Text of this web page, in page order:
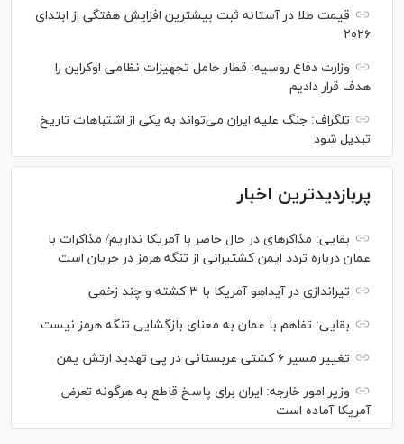
قیمت طلا در آستانه ثبت بیشترین افزایش هفتگی از ابتدای
۲۰۲۶
وزارت دفاع روسیه: قطار حامل تجهیزات نظامی اوکراین را
هدف قرار دادیم
تلگراف: جنگ علیه ایران می‌تواند به یکی از اشتباهات تاریخ
تبدیل شود
پربازدیدترین اخبار
بقایی: مذاکره‎ای در حال حاضر با آمریکا نداریم/ مذاکرات با
عمان درباره تردد ایمن کشتیرانی از تنگه هرمز در جریان است
تیراندازی در آیداهو آمریکا با ۳ کشته و چند زخمی
بقایی: تفاهم با عمان به معنای بازگشایی تنگه هرمز نیست
تغییر مسیر ۶ کشتی عربستانی در پی تهدید ارتش یمن
وزیر امور خارجه: ایران برای پاسخ قاطع به هرگونه تعرض
آمریکا آماده است